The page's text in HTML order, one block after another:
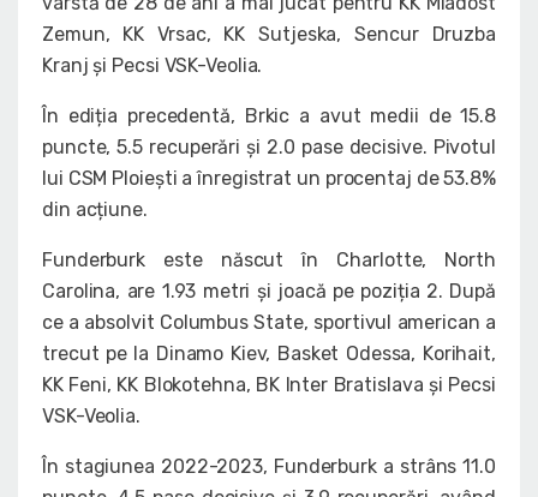
Zemun, KK Vrsac, KK Sutjeska, Sencur Druzba
Kranj și Pecsi VSK-Veolia.
În ediția precedentă, Brkic a avut medii de 15.8
puncte, 5.5 recuperări și 2.0 pase decisive. Pivotul
lui CSM Ploiești a înregistrat un procentaj de 53.8%
din acțiune.
Funderburk este născut în Charlotte, North
Carolina, are 1.93 metri și joacă pe poziția 2. După
ce a absolvit Columbus State, sportivul american a
trecut pe la Dinamo Kiev, Basket Odessa, Korihait,
KK Feni, KK Blokotehna, BK Inter Bratislava și Pecsi
VSK-Veolia.
În stagiunea 2022-2023, Funderburk a strâns 11.0